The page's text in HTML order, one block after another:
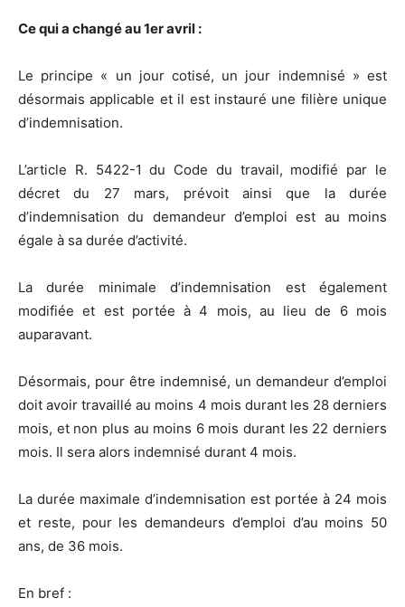
Ce qui a changé au 1er avril :
Le principe « un jour cotisé, un jour indemnisé » est
désormais applicable et il est instauré une filière unique
d’indemnisation.
L’article R. 5422-1 du Code du travail, modifié par le
décret du 27 mars, prévoit ainsi que la durée
d’indemnisation du demandeur d’emploi est au moins
égale à sa durée d’activité.
La durée minimale d’indemnisation est également
modifiée et est portée à 4 mois, au lieu de 6 mois
auparavant.
Désormais, pour être indemnisé, un demandeur d’emploi
doit avoir travaillé au moins 4 mois durant les 28 derniers
mois, et non plus au moins 6 mois durant les 22 derniers
mois. Il sera alors indemnisé durant 4 mois.
La durée maximale d’indemnisation est portée à 24 mois
et reste, pour les demandeurs d’emploi d’au moins 50
ans, de 36 mois.
En bref :